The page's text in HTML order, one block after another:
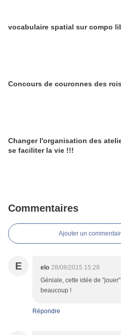
vocabulaire spatial sur compo
Concours de couronnes des rois
Changer l'organisation des
se faciliter la vie !!!
Commentaires
Ajouter un
E elo 28/08/2015 15:28
Géniale, cette idée de
beaucoup !
Répondre